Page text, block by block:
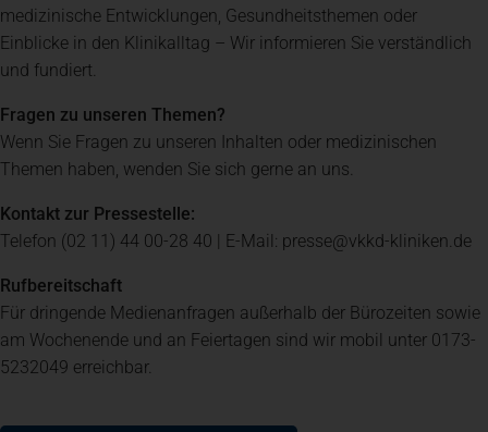
Kontakt
Spenden+ Helfen
News
Spenden + Helfen
medizinische Entwicklungen, Gesundheitsthemen oder
Einblicke in den Klinikalltag – Wir informieren Sie verständlich
und fundiert.
Fragen zu unseren Themen?
Wenn Sie Fragen zu unseren Inhalten oder medizinischen
Themen haben, wenden Sie sich gerne an uns.
Kontakt zur Pressestelle:
Telefon (02 11) 44 00-28 40 | E-Mail: presse@vkkd-kliniken.de
Rufbereitschaft
Für dringende Medienanfragen außerhalb der Bürozeiten sowie
am Wochenende und an Feiertagen sind wir mobil unter 0173-
5232049 erreichbar.